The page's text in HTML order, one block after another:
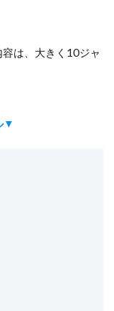
は、大きく10ジャ
▼